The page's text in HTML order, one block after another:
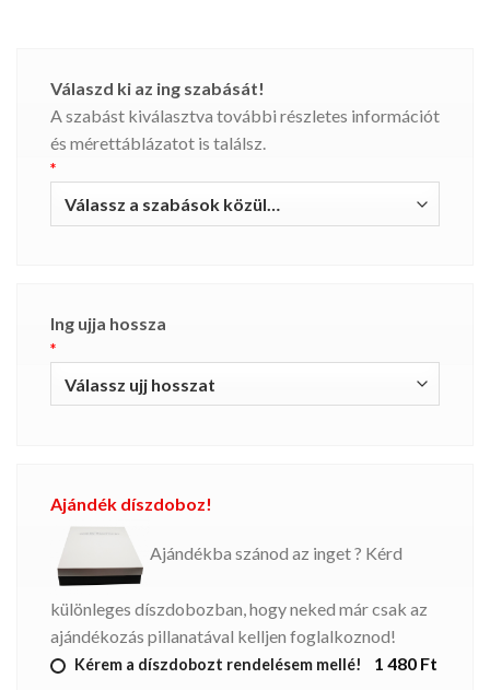
Válaszd ki az ing szabását!
A szabást kiválasztva további részletes információt
és mérettáblázatot is találsz.
*
Ing ujja hossza
*
Ajándék díszdoboz!
Ajándékba szánod az inget ? Kérd
különleges díszdobozban, hogy neked már csak az
ajándékozás pillanatával kelljen foglalkoznod!
Kérem a díszdobozt rendelésem mellé! 1 480 Ft